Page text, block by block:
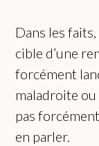
Dans les
cible d’une
forcément
maladroite ou
pas
en parler.